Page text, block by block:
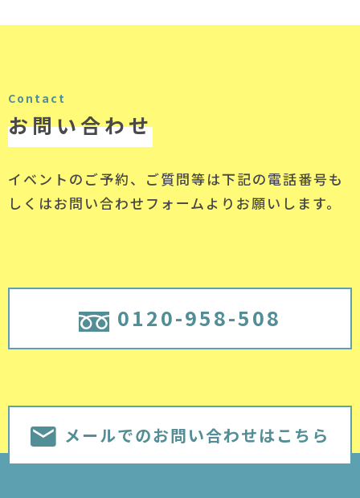
Contact
お問い合わせ
イベントのご予約、ご質問等は下記の電話番号も
しくはお問い合わせフォームよりお願いします。
0120-958-508
メールでのお問い合わせはこちら